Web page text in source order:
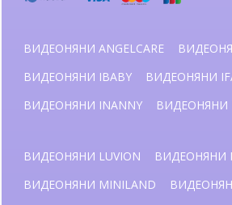
ВИДЕОНЯНИ ANGELCARE
ВИДЕОНЯНИ IBABY
ВИДЕОНЯНИ
ВИДЕОНЯНИ INANNY
ВИДЕОНЯНИ
ВИДЕОНЯНИ LUVION
ВИДЕОНЯНИ
ВИДЕОНЯНИ MINILAND